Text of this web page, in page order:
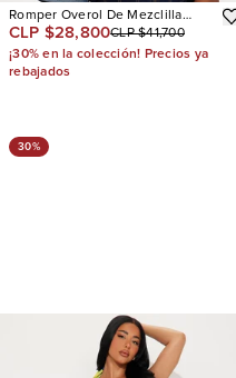
Romper Overol De Mezclilla
Vera
CLP $28,800CLP $41,700
¡30% en la colección! Precios ya
rebajados
30%